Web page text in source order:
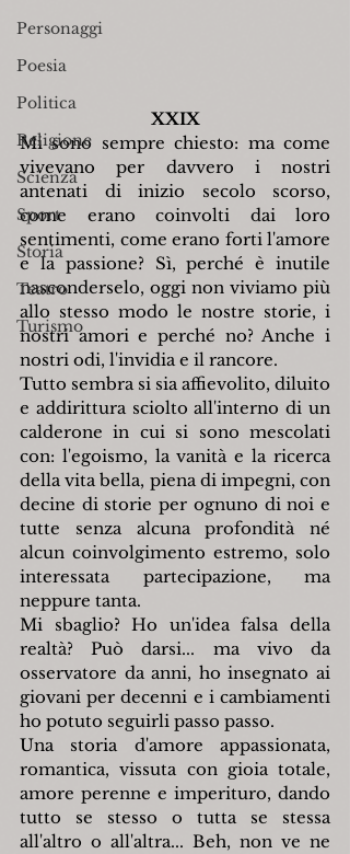
Personaggi
Poesia
Politica
Religione
Scienza
Sport
Storia
Teatro
Turismo
XXIX
Mi sono sempre chiesto: ma come
vivevano per davvero i nostri
antenati di inizio secolo scorso,
come erano coinvolti dai loro
sentimenti, come erano forti l'amore
e la passione? Sì, perché è inutile
nasconderselo, oggi non viviamo più
allo stesso modo le nostre storie, i
nostri amori e perché no? Anche i
nostri odi, l'invidia e il rancore.
Tutto sembra si sia affievolito, diluito
e addirittura sciolto all'interno di un
calderone in cui si sono mescolati
con: l'egoismo, la vanità e la ricerca
della vita bella, piena di impegni, con
decine di storie per ognuno di noi e
tutte senza alcuna profondità né
alcun coinvolgimento estremo, solo
interessata partecipazione, ma
neppure tanta.
Mi sbaglio? Ho un'idea falsa della
realtà? Può darsi... ma vivo da
osservatore da anni, ho insegnato ai
giovani per decenni e i cambiamenti
ho potuto seguirli passo passo.
Una storia d'amore appassionata,
romantica, vissuta con gioia totale,
amore perenne e imperituro, dando
tutto se stesso o tutta se stessa
all'altro o all'altra... Beh, non ve ne